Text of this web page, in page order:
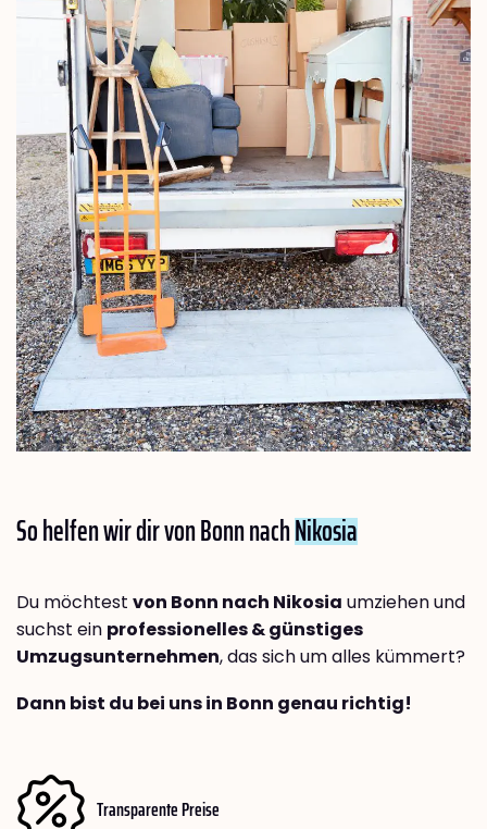
So helfen wir dir von Bonn nachNikosia
Du möchtest von Bonn nach Nikosia umziehen und
suchst ein professionelles & günstiges
Umzugsunternehmen, das sich um alles kümmert?
Dann bist du bei uns in Bonn genau richtig!
Transparente Preise